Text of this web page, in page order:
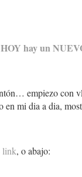
HOY hay un
empiezo con
mi dia a dia,
link, o abajo: